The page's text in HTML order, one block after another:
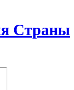
Страны